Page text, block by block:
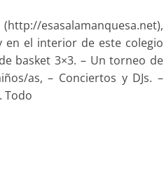
esasalamanquesa.net),
en el interior de este colegio
basket 3×3. – Un torneo de
as, – Conciertos y DJs. –
Todo